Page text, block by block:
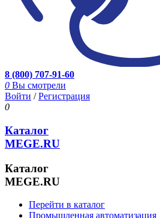
8 (800) 707-91-60
0 Вы смотрели
Войти /Регистрация
0
Каталог
MEGE.RU
Каталог
MEGE.RU
Перейти в каталог
Промышленная автоматизация